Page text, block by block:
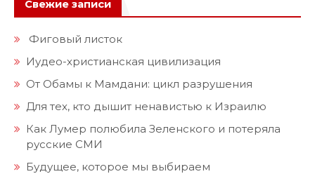
Свежие записи
Фиговый листок
Иудео-христианская цивилизация
От Обамы к Мамдани: цикл разрушения
Для тех, кто дышит ненавистью к Израилю
Как Лумер полюбила Зеленского и потеряла
русские СМИ
Будущее, которое мы выбираем